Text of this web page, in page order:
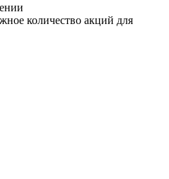
количество акций для